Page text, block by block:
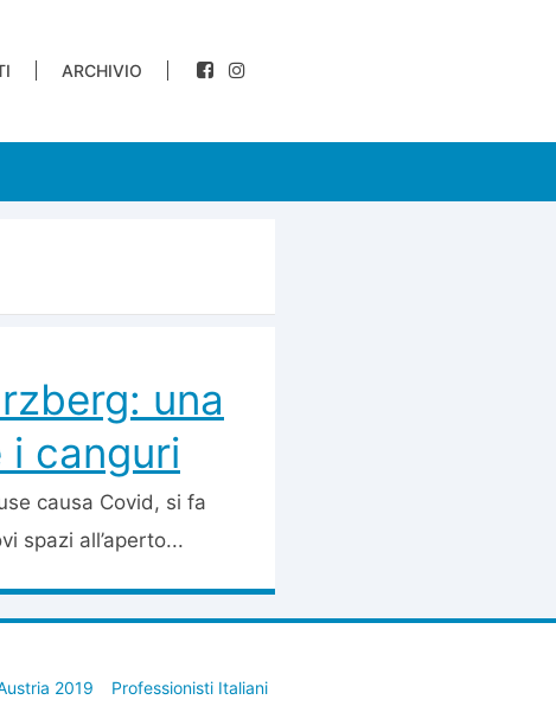
ARCHIVIO
una
i canguri
causa Covid, si fa
spazi all’aperto...
2019 Professionisti Italiani